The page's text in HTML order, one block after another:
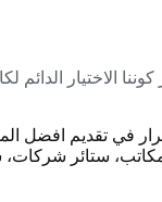
الاختيار الدائم
في تقديم افضل
ستائر